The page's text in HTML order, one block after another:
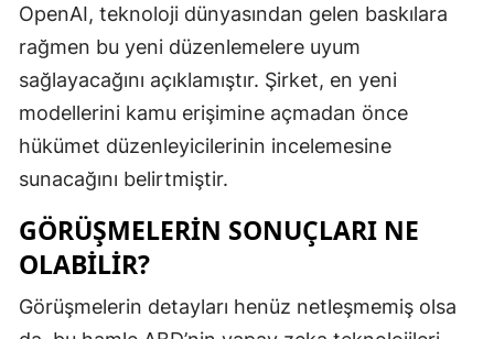
Ordu
Sakarya
Siirt
OpenAI, teknoloji dünyasından gelen baskılara
rağmen bu yeni düzenlemelere uyum
sağlayacağını açıklamıştır. Şirket, en yeni
modellerini kamu erişimine açmadan önce
hükümet düzenleyicilerinin incelemesine
sunacağını belirtmiştir.
GÖRÜŞMELERIN SONUÇLARI NE
OLABILIR?
Görüşmelerin detayları henüz netleşmemiş olsa